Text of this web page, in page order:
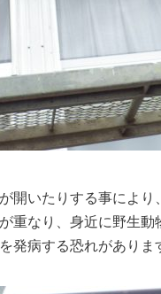
いたりする事により
重なり、身近に野生
発病する恐れがありま